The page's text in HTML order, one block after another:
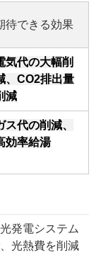
待できる効果
気代の大幅削
、CO2排出量
減
ス代の削減、
効率給湯
発電システム
光熱費を削減